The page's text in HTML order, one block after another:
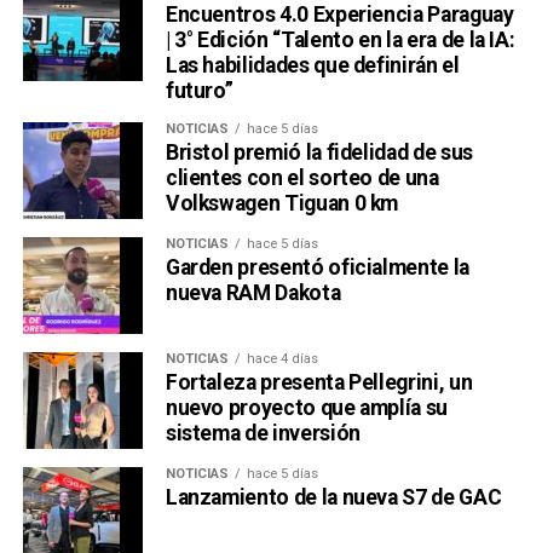
Encuentros 4.0 Experiencia Paraguay
| 3° Edición “Talento en la era de la IA:
Las habilidades que definirán el
futuro”
NOTICIAS hace 5 días
Bristol premió la fidelidad de sus
clientes con el sorteo de una
Volkswagen Tiguan 0 km
NOTICIAS hace 5 días
Garden presentó oficialmente la
nueva RAM Dakota
NOTICIAS hace 4 días
Fortaleza presenta Pellegrini, un
nuevo proyecto que amplía su
sistema de inversión
NOTICIAS hace 5 días
Lanzamiento de la nueva S7 de GAC